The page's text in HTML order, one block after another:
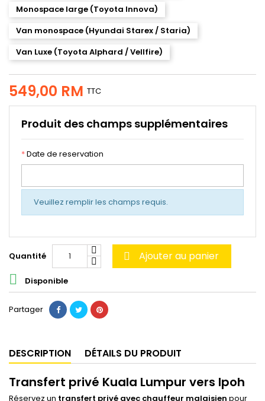
Monospace large (Toyota Innova)
Van monospace (Hyundai Starex / Staria)
Van Luxe (Toyota Alphard / Vellfire)
549,00 RM TTC
Produit des champs supplémentaires
*Date de reservation
Veuillez remplir les champs requis.
Quantité  Ajouter au panier
 Disponible
Partager
DESCRIPTION DÉTAILS DU PRODUIT
Transfert privé Kuala Lumpur vers Ipoh
Réservez un transfert privé avec chauffeur malaisien pour